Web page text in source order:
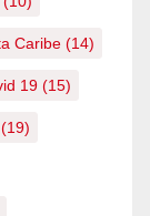
Caribe (14)
19 (15)
(19)